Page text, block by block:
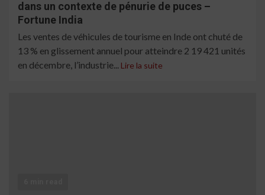
dans un contexte de pénurie de puces –
Fortune India
Les ventes de véhicules de tourisme en Inde ont chuté de
13 % en glissement annuel pour atteindre 2 19 421 unités
en décembre, l’industrie... Lire la suite